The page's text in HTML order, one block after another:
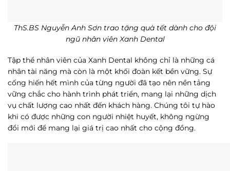
ThS.BS Nguyễn Anh Sơn trao tặng quà tết dành cho đội
ngũ nhân viên Xanh Dental
Tập thể nhân viên của Xanh Dental không chỉ là những cá
nhân tài năng mà còn là một khối đoàn kết bền vững. Sự
cống hiến hết mình của từng người đã tạo nên nền tảng
vững chắc cho hành trình phát triển, mang lại những dịch
vụ chất lượng cao nhất đến khách hàng. Chúng tôi tự hào
khi có được những con người nhiệt huyết, không ngừng
đổi mới để mang lại giá trị cao nhất cho cộng đồng.